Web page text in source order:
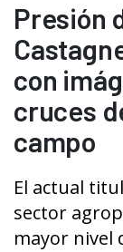
Presión
con
cruces
campo
El actual
sector
mayor nivel